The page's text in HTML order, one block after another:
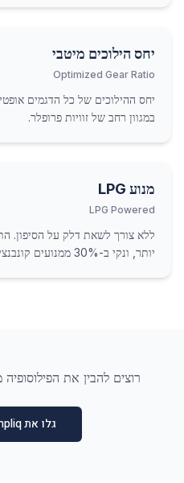
יחס הילוכים מיטבי
Optimized Gear Ratio
יחס ההילוכים של כל הדגמים
במגוון רחב של זוויות פרופלר.
מנוע LPG
LPG Powered
ללא צורך לשאת דלק על הסיפון.
יותר, ונקי ב-30% ממנועים קונבנציונליים.
רוצים להבין את
גלו את Simpliq™